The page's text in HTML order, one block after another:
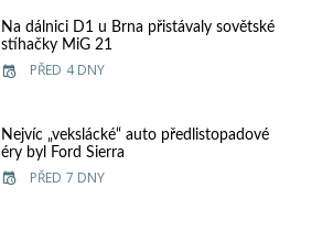
Na dálnici D1 u Brna přistávaly sovětské
stíhačky MiG 21
PŘED 4 DNY
Nejvíc „vekslácké“ auto předlistopadové
éry byl Ford Sierra
PŘED 7 DNY